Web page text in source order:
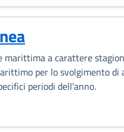
marittima a carattere
per lo svolgimento
periodi dell’anno.